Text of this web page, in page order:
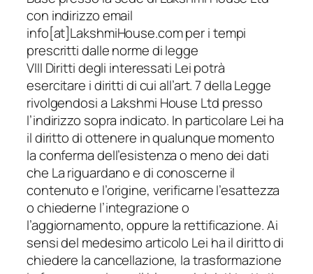
con indirizzo email
info[at]LakshmiHouse.com per i tempi
prescritti dalle norme di legge
VIII Diritti degli interessati Lei potrà
esercitare i diritti di cui all’art. 7 della Legge
rivolgendosi a Lakshmi House Ltd presso
l’indirizzo sopra indicato. In particolare Lei ha
il diritto di ottenere in qualunque momento
la conferma dell’esistenza o meno dei dati
che La riguardano e di conoscerne il
contenuto e l’origine, verificarne l’esattezza
o chiederne l’integrazione o
l’aggiornamento, oppure la rettificazione. Ai
sensi del medesimo articolo Lei ha il diritto di
chiedere la cancellazione, la trasformazione